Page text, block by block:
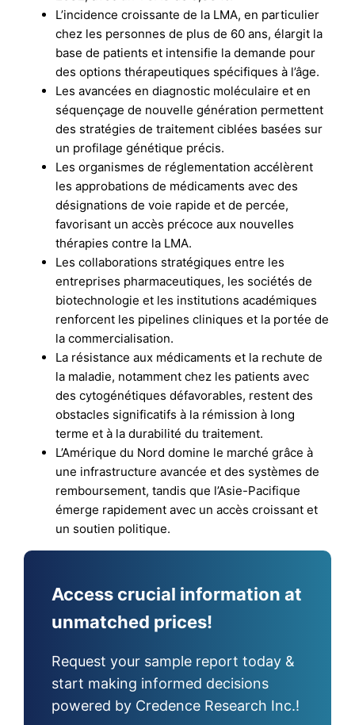
L’incidence croissante de la LMA, en particulier
chez les personnes de plus de 60 ans, élargit la
base de patients et intensifie la demande pour
des options thérapeutiques spécifiques à l’âge.
Les avancées en diagnostic moléculaire et en
séquençage de nouvelle génération permettent
des stratégies de traitement ciblées basées sur
un profilage génétique précis.
Les organismes de réglementation accélèrent
les approbations de médicaments avec des
désignations de voie rapide et de percée,
favorisant un accès précoce aux nouvelles
thérapies contre la LMA.
Les collaborations stratégiques entre les
entreprises pharmaceutiques, les sociétés de
biotechnologie et les institutions académiques
renforcent les pipelines cliniques et la portée de
la commercialisation.
La résistance aux médicaments et la rechute de
la maladie, notamment chez les patients avec
des cytogénétiques défavorables, restent des
obstacles significatifs à la rémission à long
terme et à la durabilité du traitement.
L’Amérique du Nord domine le marché grâce à
une infrastructure avancée et des systèmes de
remboursement, tandis que l’Asie-Pacifique
émerge rapidement avec un accès croissant et
un soutien politique.
Access crucial information at
unmatched prices!
Request your sample report today &
start making informed decisions
powered by Credence Research Inc.!